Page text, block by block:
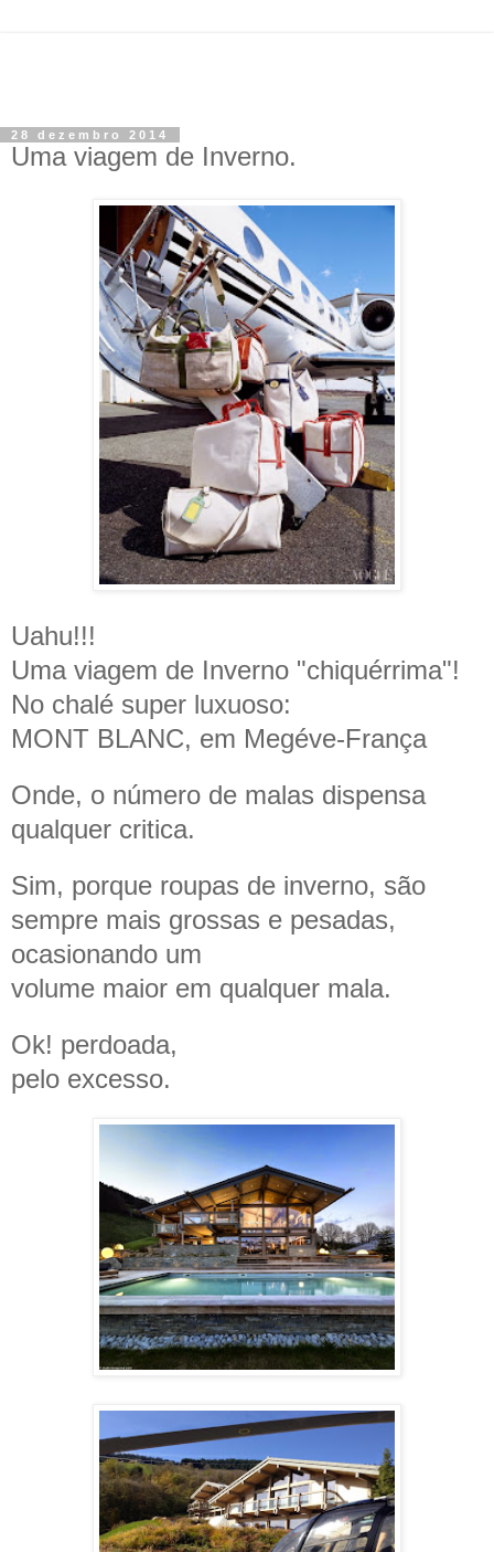
28 dezembro 2014
Uma viagem de Inverno.
Uahu!!!
Uma viagem de Inverno "chiquérrima"!
No chalé super luxuoso:
MONT BLANC, em Megéve-França
Onde, o número de malas dispensa
qualquer critica.
Sim, porque roupas de inverno, são
sempre mais grossas e pesadas,
ocasionando um
volume maior em qualquer mala.
Ok! perdoada,
pelo excesso.